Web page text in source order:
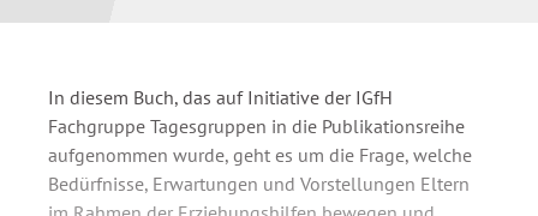
In diesem Buch, das auf Initiative der IGfH
Fachgruppe Tagesgruppen in die Publikationsreihe
aufgenommen wurde, geht es um die Frage, welche
Bedürfnisse, Erwartungen und Vorstellungen Eltern